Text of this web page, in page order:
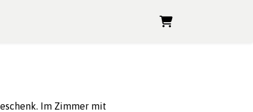
WARENKORB
Im Zimmer mit